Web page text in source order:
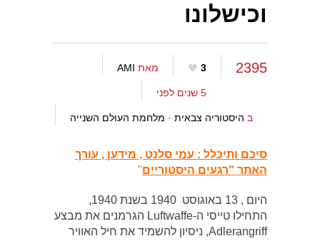
וכישלונו
2395
3 מאת AMI
5 שנים לפני
ב היסטוריה צבאית · מלחמת העולם השנייה
סיכם ותיכלל : עמי סלנט , מידען , עורך
האתר "רגעים היסטוריים"
היום , 13 באוגוסט 1940 בשנת 1940,
התחילו טייסי ה-Luftwaffe הגרמנים את מבצע
Adlerangriff, ניסיון להשמיד את חיל האוויר